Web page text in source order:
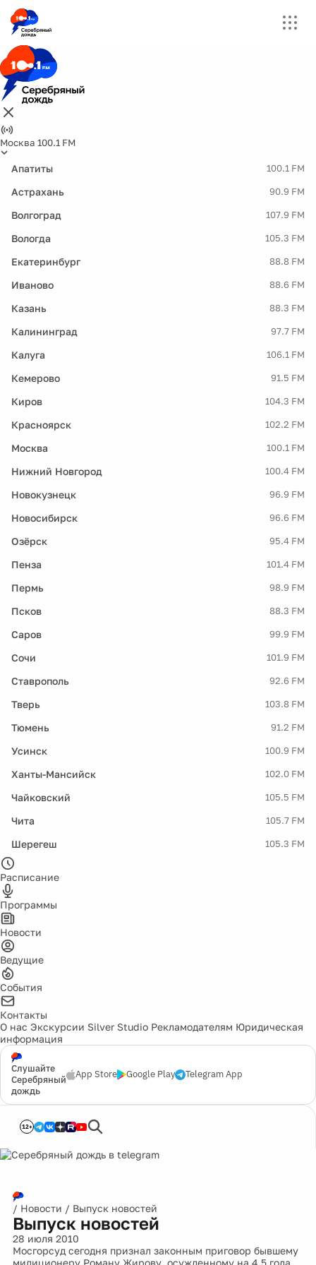
Москва 100.1 FM
Апатиты 100.1 FM
Астрахань 90.9 FM
Волгоград 107.9 FM
Вологда 105.3 FM
Екатеринбург 88.8 FM
Иваново 88.6 FM
Казань 88.3 FM
Калининград 97.7 FM
Калуга 106.1 FM
Кемерово 91.5 FM
Киров 104.3 FM
Красноярск 102.2 FM
Москва 100.1 FM
Нижний Новгород 100.4 FM
Новокузнецк 96.9 FM
Новосибирск 96.6 FM
Озёрск 95.4 FM
Пенза 101.4 FM
Пермь 98.9 FM
Псков 88.3 FM
Саров 99.9 FM
Сочи 101.9 FM
Ставрополь 92.6 FM
Тверь 103.8 FM
Тюмень 91.2 FM
Усинск 100.9 FM
Ханты-Мансийск 102.0 FM
Чайковский 105.5 FM
Чита 105.7 FM
Шерегеш 105.3 FM
Расписание
Программы
Новости
Ведущие
События
Контакты
О нас Экскурсии Silver Studio Рекламодателям Юридическая
информация
Слушайте
Серебряный
дождь
App Store Google Play Telegram App
12+
/ Новости / Выпуск новостей
Выпуск новостей
28 июля 2010
Мосгорсуд сегодня признал законным приговор бывшему